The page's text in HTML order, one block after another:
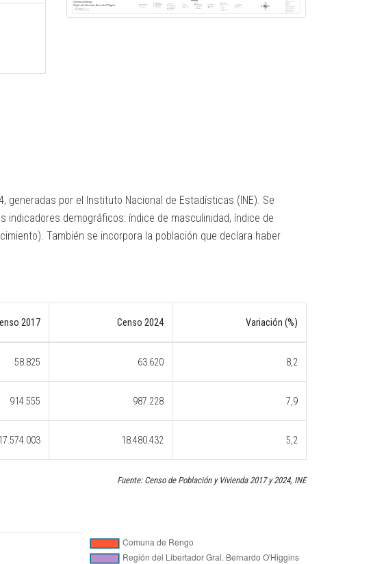
por el Instituto Nacional de Estadísticas (INE). Se
demográficos: índice de masculinidad, índice de
También se incorpora la población que declara haber
2017 Censo 2024 Variación (%)
58.825 63.620 8,2
914.555 987.228 7,9
18.480.432 5,2
Fuente: Censo de Población y Vivienda 2017 y 2024, INE